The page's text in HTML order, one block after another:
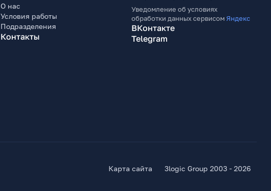
О нас
Условия работы
Подразделения
Контакты
Уведомление об условиях
обработки данных сервисом Яндекс
ВКонтакте
Telegram
Карта сайта 3logic Group 2003 - 2026